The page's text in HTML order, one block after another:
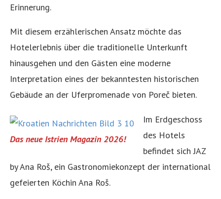
Erinnerung.
Mit diesem erzählerischen Ansatz möchte das
Hotelerlebnis über die traditionelle Unterkunft
hinausgehen und den Gästen eine moderne
Interpretation eines der bekanntesten historischen
Gebäude an der Uferpromenade von Poreč bieten.
Das neue Istrien Magazin 2026!
Im Erdgeschoss
des Hotels
befindet sich JAZ
by Ana Roš, ein Gastronomiekonzept der international
gefeierten Köchin Ana Roš.